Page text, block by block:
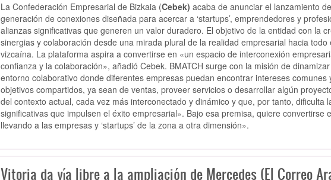
La Confederación Empresarial de Bizkaia (Cebek) acaba de anunciar el lanzamiento
generación de conexiones diseñada para acercar a ‘startups’, emprendedores y
alianzas significativas que generen un valor duradero. El objetivo de la entidad con la
sinergias y colaboración desde una mirada plural de la realidad empresarial hacia
vizcaína. La plataforma aspira a convertirse en «un espacio de interconexión
confianza y la colaboración», añadió Cebek. BMATCH surge con la misión de
entorno colaborativo donde diferentes empresas puedan encontrar intereses
objetivos compartidos, ya sean de ventas, proveer servicios o desarrollar algún
del contexto actual, cada vez más interconectado y dinámico y que, por tanto, dificulta
significativas que impulsen el éxito empresarial». Bajo esa premisa, quiere convertirse
llevando a las empresas y ‘startups’ de la zona a otra dimensión».
Vitoria da vía libre a la ampliación de Mercedes (El Correo